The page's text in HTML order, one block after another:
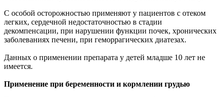
С особой осторожностью применяют у пациентов с отеком
легких, сердечной недостаточностью в стадии
декомпенсации, при нарушении функции почек, хронических
заболеваниях печени, при геморрагических диатезах.
Данных о применении препарата у детей младше 10 лет не
имеется.
Применение при беременности и кормлении грудью